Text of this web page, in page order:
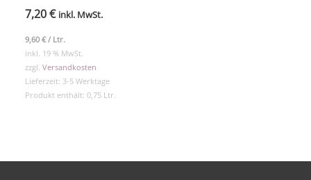
7,20€ inkl. MwSt.
9,60€/ Ltr.
inkl. 19 % MwSt.
zzgl.Versandkosten
Lieferzeit: 3-5 Werktage
Produkt enthält: 0,75 Ltr.